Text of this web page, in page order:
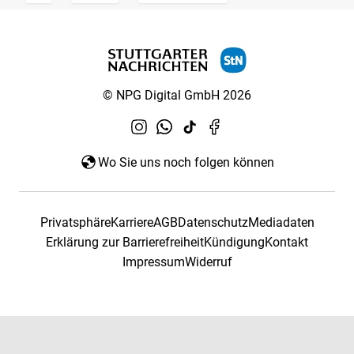
© NPG Digital GmbH 2026
Wo Sie uns noch folgen können
PrivatsphäreKarriereAGBDatenschutzMediadaten
Erklärung zur BarrierefreiheitKündigungKontakt
ImpressumWiderruf